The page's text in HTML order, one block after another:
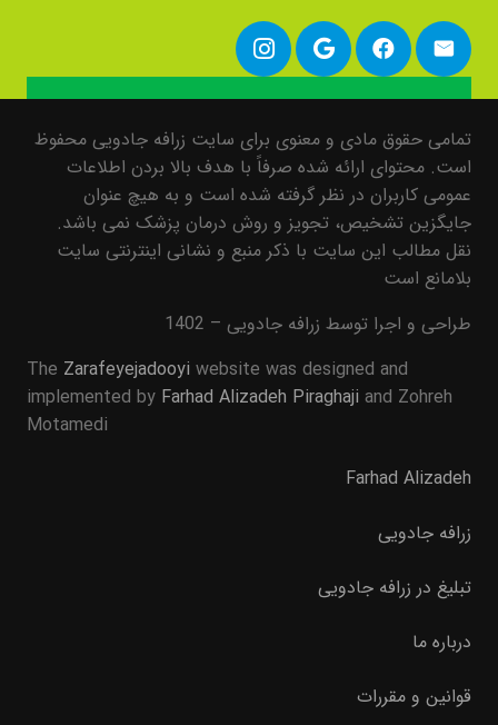
تمامی حقوق مادی و معنوی برای سایت زرافه جادویی محفوظ
است. محتوای ارائه شده صرفاً با هدف بالا بردن اطلاعات
عمومی کاربران در نظر گرفته شده است و به هیچ عنوان
جایگزین تشخیص، تجویز و روش درمان پزشک نمی باشد.
نقل مطالب این سایت با ذکر منبع و نشانی اینترنتی سایت
بلامانع است
طراحی و اجرا توسط زرافه جادویی – 1402
The Zarafeyejadooyi website was designed and
implemented by Farhad Alizadeh Piraghaji and Zohreh
Motamedi
Farhad Alizadeh
زرافه جادویی
تبلیغ در زرافه جادویی
درباره ما
قوانین و مقررات